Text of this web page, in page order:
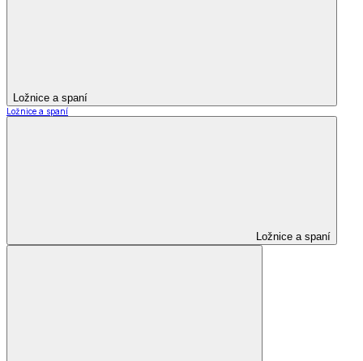
Ložnice a spaní
Ložnice a spaní
Ložnice a spaní